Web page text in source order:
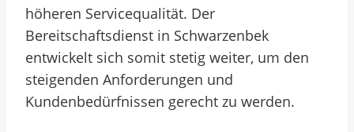
höheren Servicequalität. Der
Bereitschaftsdienst in Schwarzenbek
entwickelt sich somit stetig weiter, um den
steigenden Anforderungen und
Kundenbedürfnissen gerecht zu werden.